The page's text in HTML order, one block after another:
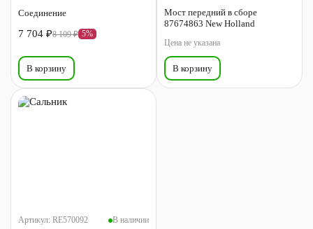
Соединение
7 704 ₽8 109 ₽ 5%
В корзину
Мост передний в сборе
87674863 New Holland
Цена не указана
В корзину
Артикул: RE570092 В наличии